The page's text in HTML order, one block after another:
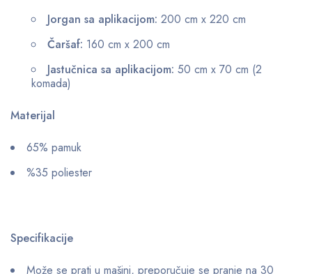
Jorgan sa aplikacijom: 200 cm x 220 cm
Čaršaf: 160 cm x 200 cm
Jastučnica sa aplikacijom: 50 cm x 70 cm (2
komada)
Materijal
65% pamuk
%35 poliester
Specifikacije
Može se prati u mašini, preporučuje se pranje na 30